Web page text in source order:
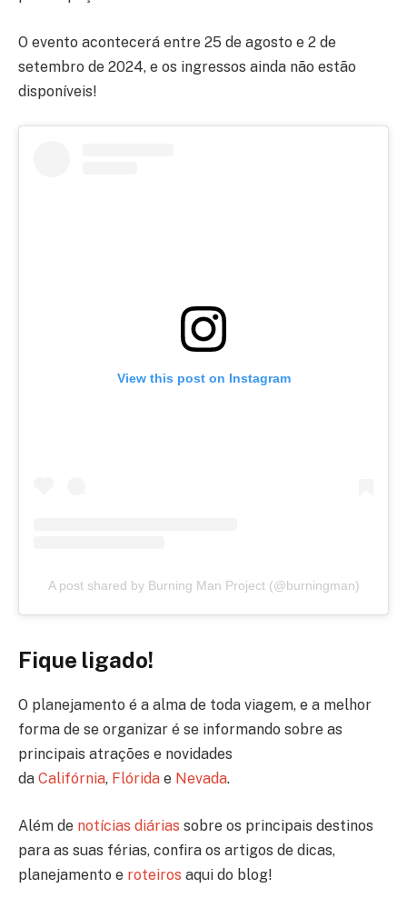
O evento acontecerá entre 25 de agosto e 2 de
setembro de 2024, e os ingressos ainda não estão
disponíveis!
View this post on Instagram
A post shared by Burning Man Project (@burningman)
Fique ligado!
O planejamento é a alma de toda viagem, e a melhor
forma de se organizar é se informando sobre as
principais atrações e novidades
da Califórnia, Flórida e Nevada.
Além de notícias diárias sobre os principais destinos
para as suas férias, confira os artigos de dicas,
planejamento e roteiros aqui do blog!